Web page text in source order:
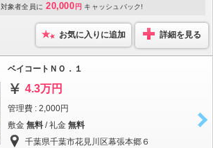
対象者全員に 20,000 円 キャッシュバック!
お気に入りに追加 詳細を見る
ベイコートＮＯ．１
4.3万円
管理費 : 2,000円
敷金 無料 / 礼金 無料
千葉県千葉市花見川区幕張本郷６